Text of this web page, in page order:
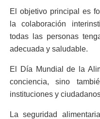
El objetivo principal es
la colaboración
todas las personas
adecuada y saludable.
El Día Mundial de la
conciencia, sino
instituciones y
La seguridad